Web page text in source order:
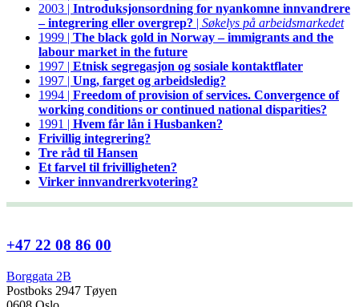
2003 | Introduksjonsordning for nyankomne innvandrere
– integrering eller overgrep? | Søkelys på arbeidsmarkedet
1999 | The black gold in Norway – immigrants and the
labour market in the future
1997 | Etnisk segregasjon og sosiale kontaktflater
1997 | Ung, farget og arbeidsledig?
1994 | Freedom of provision of services. Convergence of
working conditions or continued national disparities?
1991 | Hvem får lån i Husbanken?
Frivillig integrering?
Tre råd til Hansen
Et farvel til frivilligheten?
Virker innvandrerkvotering?
+47 22 08 86 00
Borggata 2B
Postboks 2947 Tøyen